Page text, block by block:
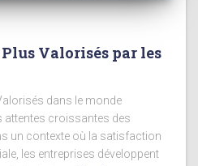
Plus Valorisés par les
dans le monde
attentes croissantes des
un contexte où la satisfaction
les entreprises développent